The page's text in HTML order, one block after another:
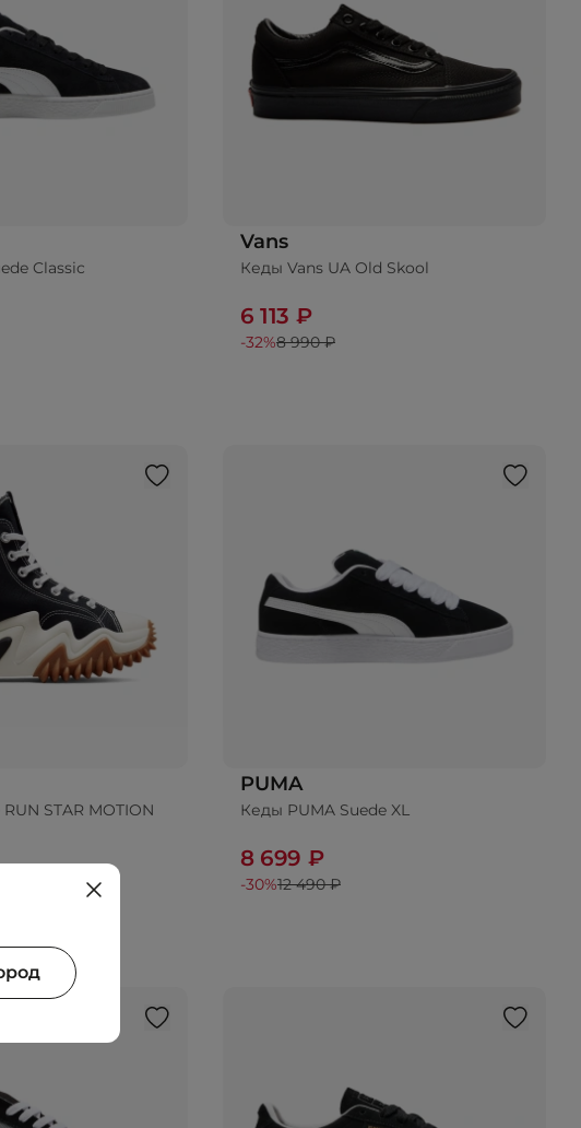
Classic
Vans
Кеды Vans UA Old Skool
6 113 ₽
-32%8 990 ₽
STAR MOTION
PUMA
Кеды PUMA Suede XL
8 699 ₽
-30%12 490 ₽